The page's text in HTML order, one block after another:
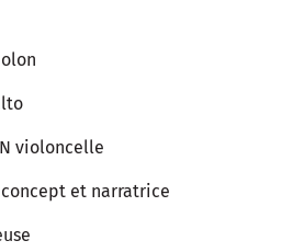
violoncelle
concept et narratrice